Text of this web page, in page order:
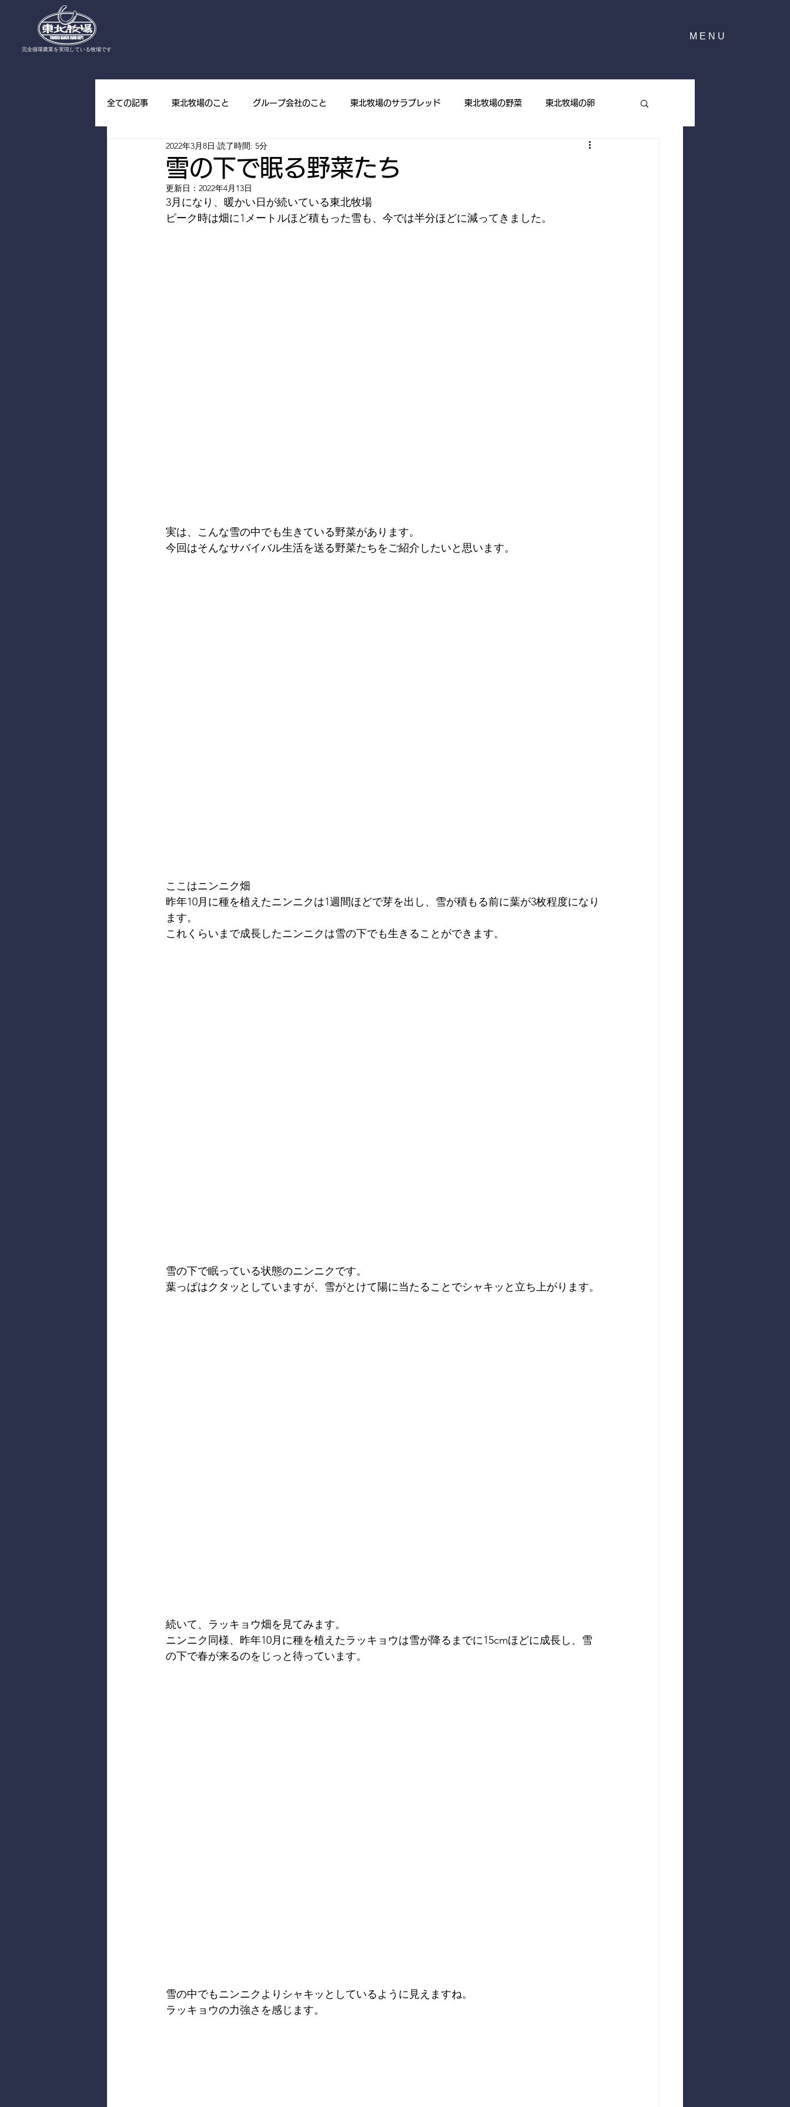
​完全循環農業を実現している牧場です
MENU
全ての記事 東北牧場のこと グループ会社のこと 東北牧場のサラブレッド 東北牧場の野菜 東北牧場の卵
東北牧場の野草 東北牧場の山菜 東北牧場のハーブ
雪の下で眠る野菜たち
2022年3月8日 読了時間: 5分
更新日： 2022年4月13日
3月になり、暖かい日が続いている東北牧場
ピーク時は畑に1メートルほど積もった雪も、今では半分ほどに減ってきました。
実は、こんな雪の中でも生きている野菜があります。
今回はそんなサバイバル生活を送る野菜たちをご紹介したいと思います。
ここはニンニク畑
昨年10月に種を植えたニンニクは1週間ほどで芽を出し、雪が積もる前に葉が3枚程度になり
ます。
これくらいまで成長したニンニクは雪の下でも生きることができます。
雪の下で眠っている状態のニンニクです。
葉っぱはクタッとしていますが、雪がとけて陽に当たることでシャキッと立ち上がります。
続いて、ラッキョウ畑を見てみます。
ニンニク同様、昨年10月に種を植えたラッキョウは雪が降るまでに15cmほどに成長し、雪
の下で春が来るのをじっと待っています。
雪の中でもニンニクよりシャキッとしているように見えますね。
ラッキョウの力強さを感じます。